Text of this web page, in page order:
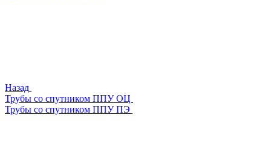
Назад
Трубы со спутником ППУ ОЦ
Трубы со спутником ППУ ПЭ